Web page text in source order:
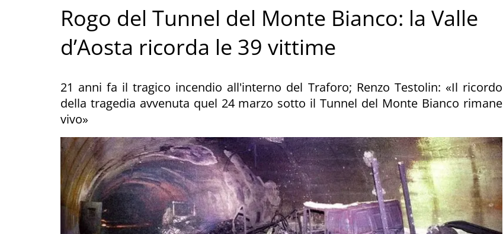
Rogo del Tunnel del Monte Bianco: la Valle
d’Aosta ricorda le 39 vittime
21 anni fa il tragico incendio all'interno del Traforo; Renzo Testolin: «Il ricordo
della tragedia avvenuta quel 24 marzo sotto il Tunnel del Monte Bianco rimane
vivo»